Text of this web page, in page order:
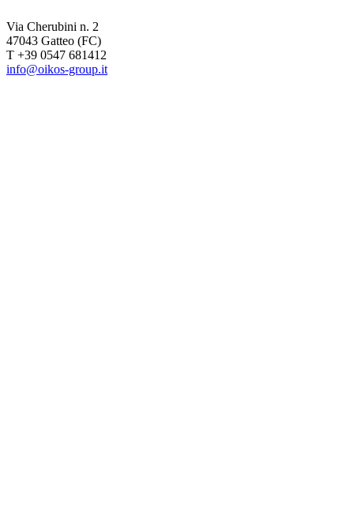
Via Cherubini n. 2
47043 Gatteo (FC)
T +39 0547 681412
info@oikos-group.it